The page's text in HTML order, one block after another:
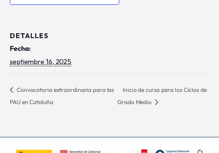
DETALLES
Fecha:
septiembre 16, 2025
Convocatoria extraordinaria para las
PAU en Cataluña
Inicio de curso para los Ciclos de
Grado Medio